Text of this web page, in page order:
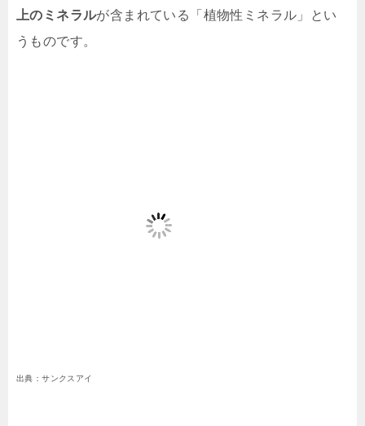
上のミネラルが含まれている「植物性ミネラル」とい
うものです。
出典：サンクスアイ